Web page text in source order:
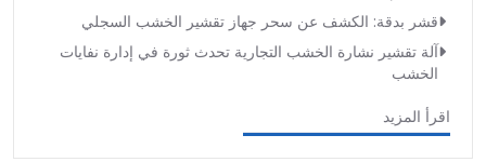
قشر بدقة: الكشف عن سحر جهاز تقشير الخشب السجلي
آلة تقشير نشارة الخشب التجارية تحدث ثورة في إدارة نفايات
الخشب
اقرأ المزيد